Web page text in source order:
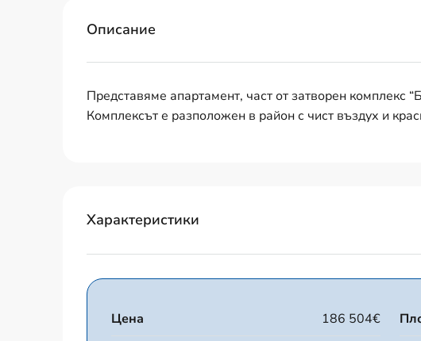
Описание
Представяме апартамент, част от затворен комплекс
Комплексът е разположен в район с чист въздух и
Характеристики
Цена 186 504€